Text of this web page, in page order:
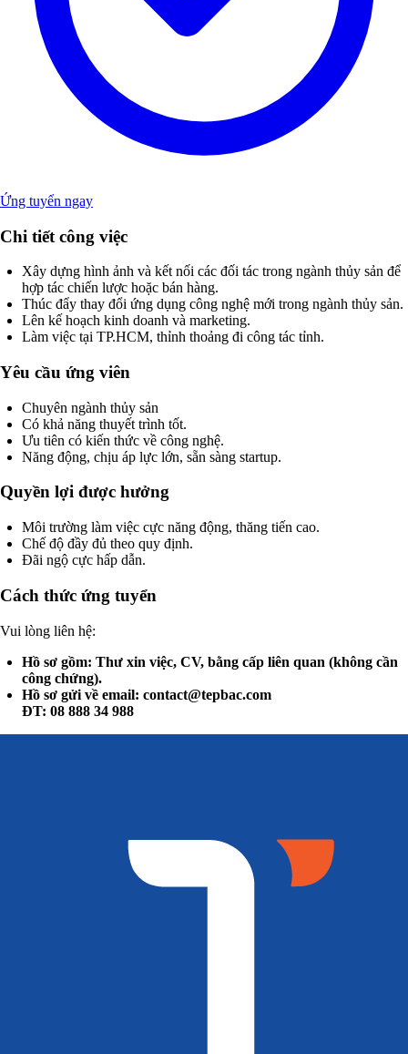
Ứng tuyển ngay
Chi tiết công việc
Xây dựng hình ảnh và kết nối các đối tác trong ngành thủy sản để
hợp tác chiến lược hoặc bán hàng.
Thúc đẩy thay đổi ứng dụng công nghệ mới trong ngành thủy sản.
Lên kế hoạch kinh doanh và marketing.
Làm việc tại TP.HCM, thỉnh thoảng đi công tác tỉnh.
Yêu cầu ứng viên
Chuyên ngành thủy sản
Có khả năng thuyết trình tốt.
Ưu tiên có kiến thức về công nghệ.
Năng động, chịu áp lực lớn, sẵn sàng startup.
Quyền lợi được hưởng
Môi trường làm việc cực năng động, thăng tiến cao.
Chế độ đầy đủ theo quy định.
Đãi ngộ cực hấp dẫn.
Cách thức ứng tuyển
Vui lòng liên hệ:
Hồ sơ gồm: Thư xin việc, CV, bằng cấp liên quan (không cần
công chứng).
Hồ sơ gửi về email: contact@tepbac.com
ĐT: 08 888 34 988